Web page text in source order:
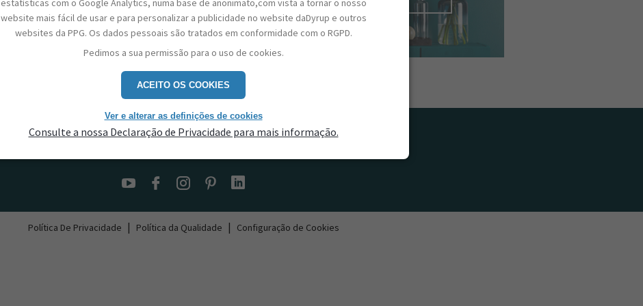
Política De Privacidade | Política da Qualidade | Configuração de Cookies
estatísticas com o Google Analytics, numa base de anonimato,com vista a tornar o nosso
website mais fácil de usar e para personalizar a publicidade no website daDyrup e outros
websites da PPG. Os dados pessoais são tratados em conformidade com o RGPD.
Pedimos a sua permissão para o uso de cookies.
ACEITO OS COOKIES
Ver e alterar as definições de cookies
Consulte a nossa Declaração de Privacidade para mais informação.